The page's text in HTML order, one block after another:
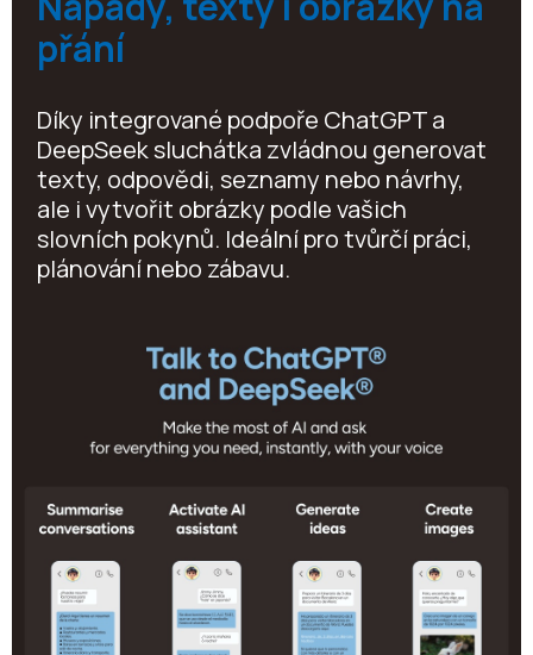
přání
Díky integrované podpoře ChatGPT a
DeepSeek sluchátka zvládnou generovat
texty, odpovědi, seznamy nebo návrhy,
ale i vytvořit obrázky podle vašich
slovních pokynů. Ideální pro tvůrčí práci,
plánování nebo zábavu.